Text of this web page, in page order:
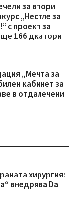
за втори
„Нестле за
с проект за
166 дка гори
„Мечта за
кабинет за
в отдалечени
хирургия:
внедрява Da